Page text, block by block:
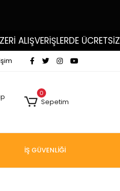
ÜCRETSİZ
0
Sepetim
İŞ GÜVENLİĞİ